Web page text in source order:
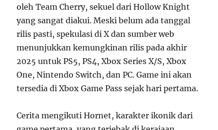
oleh Team Cherry, sekuel dari Hollow Knight
yang sangat diakui. Meski belum ada tanggal
rilis pasti, spekulasi di X dan sumber web
menunjukkan kemungkinan rilis pada akhir
2025 untuk PS5, PS4, Xbox Series X/S, Xbox
One, Nintendo Switch, dan PC. Game ini akan
tersedia di Xbox Game Pass sejak hari pertama.
Cerita mengikuti Hornet, karakter ikonik dari